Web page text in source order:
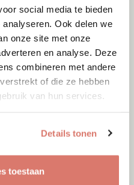
social media te bieden
Ook delen we
onze site met onze
en analyse. Deze
combineren met andere
of die ze hebben
van hun services.
Details tonen
toestaan